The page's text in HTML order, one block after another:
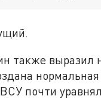
также выразил
почти